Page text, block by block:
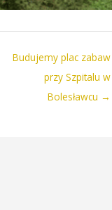
Budujemy plac zabaw
przy Szpitalu w
Bolesławcu →